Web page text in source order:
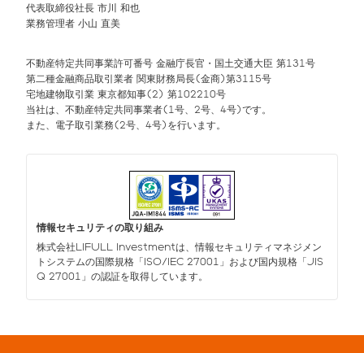
代表取締役社長 市川 和也
業務管理者 小山 直美
不動産特定共同事業許可番号 金融庁長官・国土交通大臣 第131号
第二種金融商品取引業者 関東財務局長(金商)第3115号
宅地建物取引業 東京都知事(2) 第102210号
当社は、不動産特定共同事業者(1号、2号、4号)です。
また、電子取引業務(2号、4号)を行います。
情報セキュリティの取り組み
株式会社LIFULL Investmentは、情報セキュリティマネジメン
トシステムの国際規格「ISO/IEC 27001」および国内規格「JIS
Q 27001」の認証を取得しています。